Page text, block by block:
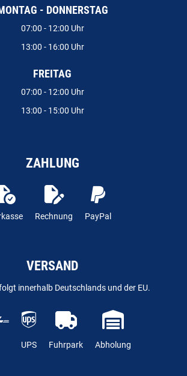
- DONNERSTAG
07:00 - 12:00 Uhr
13:00 - 16:00 Uhr
FREITAG
07:00 - 12:00 Uhr
13:00 - 15:00 Uhr
ZAHLUNG
Rechnung PayPal
VERSAND
innerhalb Deutschlands und der EU.
UPS Fuhrpark Abholung